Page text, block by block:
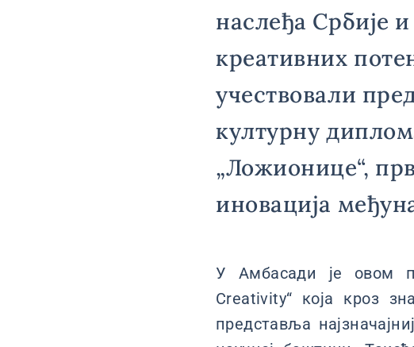
наслеђа Србије
креативних
учествовали
културну
„Ложионице“,
иновација
У Амбасади је овом
Creativity“ која кроз
представља